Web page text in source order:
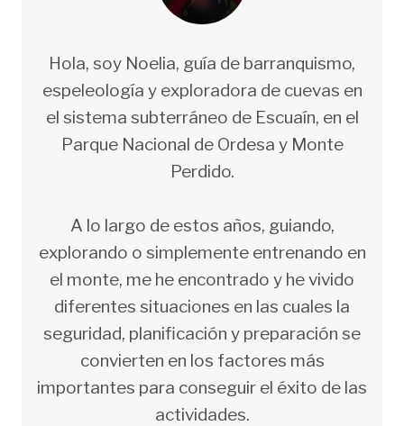
Hola, soy Noelia, guía de barranquismo,
espeleología y exploradora de cuevas en
el sistema subterráneo de Escuaín, en el
Parque Nacional de Ordesa y Monte
Perdido.
A lo largo de estos años, guiando,
explorando o simplemente entrenando en
el monte, me he encontrado y he vivido
diferentes situaciones en las cuales la
seguridad, planificación y preparación se
convierten en los factores más
importantes para conseguir el éxito de las
actividades.